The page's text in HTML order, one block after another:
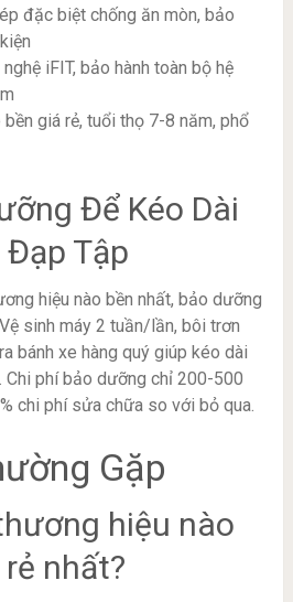
đặc biệt chống ăn mòn, bảo
iFIT, bảo hành toàn bộ hệ
giá rẻ, tuổi thọ 7-8 năm, phổ
Để Kéo Dài
Đạp Tập
hiệu nào bền nhất, bảo dưỡng
sinh máy 2 tuần/lần, bôi trơn
bánh xe hàng quý giúp kéo dài
phí bảo dưỡng chỉ 200-500
chi phí sửa chữa so với bỏ qua.
Gặp
hiệu nào
nhất?